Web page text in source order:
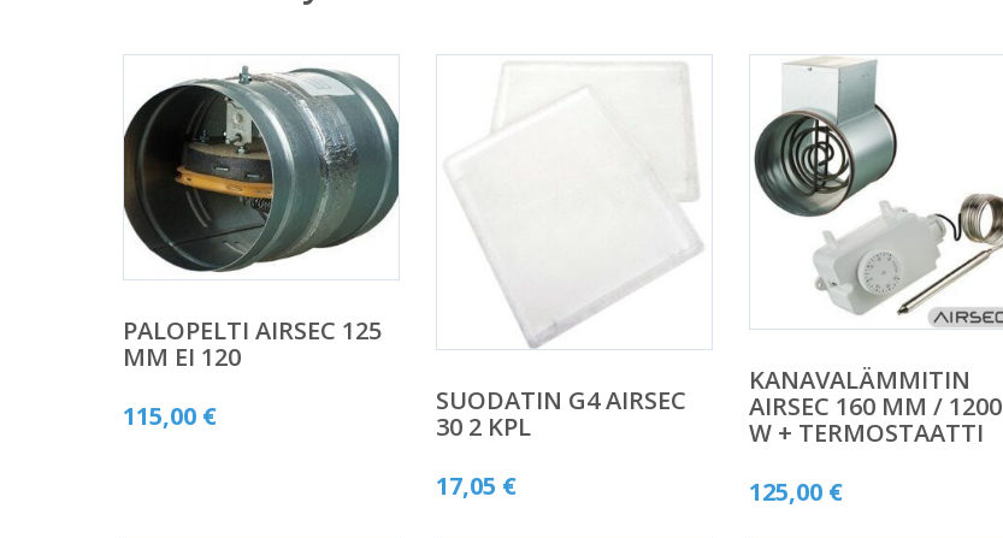
PALOPELTI AIRSEC 125
MM EI 120
115,00 €
SUODATIN G4 AIRSEC
30 2 KPL
17,05 €
KANAVALÄMMITIN
AIRSEC 160 MM / 1200
W + TERMOSTAATTI
125,00 €